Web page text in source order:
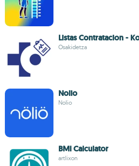
Listas Contratacion -
Osakidetza
Nolio
Nolio
BMI Calculator
artlixon